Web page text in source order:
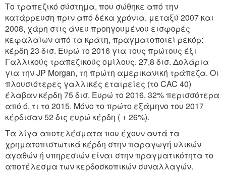
Το τραπεζικό σύστημα, που σώθηκε από την
κατάρρευση πριν από δέκα χρόνια, μεταξύ 2007 και
2008, χάρη στις άνευ προηγουμένου εισφορές
κεφαλαίων από τα κράτη, πραγματοποιεί ρεκόρ:
κέρδη 23 δισ. Ευρώ το 2016 για τους πρώτους έξι
Γαλλικούς τραπεζικούς ομίλους. 27,8 δισ. Δολάρια
για την JP Morgan, τη πρώτη αμερικανική τράπεζα. Οι
πλουσιότερες γαλλικές εταιρείες (το CAC 40)
έλαβαν κέρδη 75 δισ. Ευρώ το 2016, 32% περισσότερα
από ό, τι το 2015. Μόνο το πρώτο εξάμηνο του 2017
κέρδισαν 52 δις ευρώ κέρδη ( + 26%).
Τα λίγα αποτελέσματα που έχουν αυτά τα
χρηματοπιστωτικά κέρδη στην παραγωγή υλικών
αγαθών ή υπηρεσιών είναι στην πραγματικότητα το
αποτέλεσμα των κερδοσκοπικών συναλλαγών.